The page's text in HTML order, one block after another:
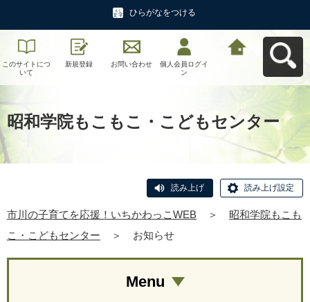
ひらがなをつける
このサイトにつ
いて
新規登録 お問い合わせ
個人会員ログイ
ン
昭和学院もこもこ・こどもセンター
読み上げ 読み上げ設定
市川の子育てを応援！いちかわっこWEB ＞
昭和学院もこも
こ・こどもセンター
＞ お知らせ
Menu